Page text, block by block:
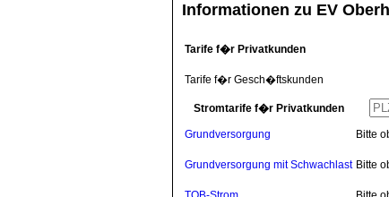
Informationen zu EV
Tarife f�r Privatkunden
Tarife f�r Gesch�ftskunden
Stromtarife f�r Privatkunden
Grundversorgung Bitte
Grundversorgung mit Schwachlast Bitte